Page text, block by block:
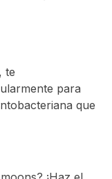
te
para
que